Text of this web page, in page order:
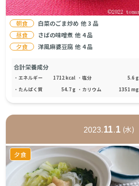
朝食 白菜のごま炒め 他3 品
昼食
さばの味噌煮 他 4品
夕食
洋風麻婆豆腐 他 4品
合計栄養成分
・ エネルギー 1712kcal
・ たんぱく質 54.7g
・ 塩分 5.6 g
・ カリウム 1351 mg
2023.11.1 (水)
夕食